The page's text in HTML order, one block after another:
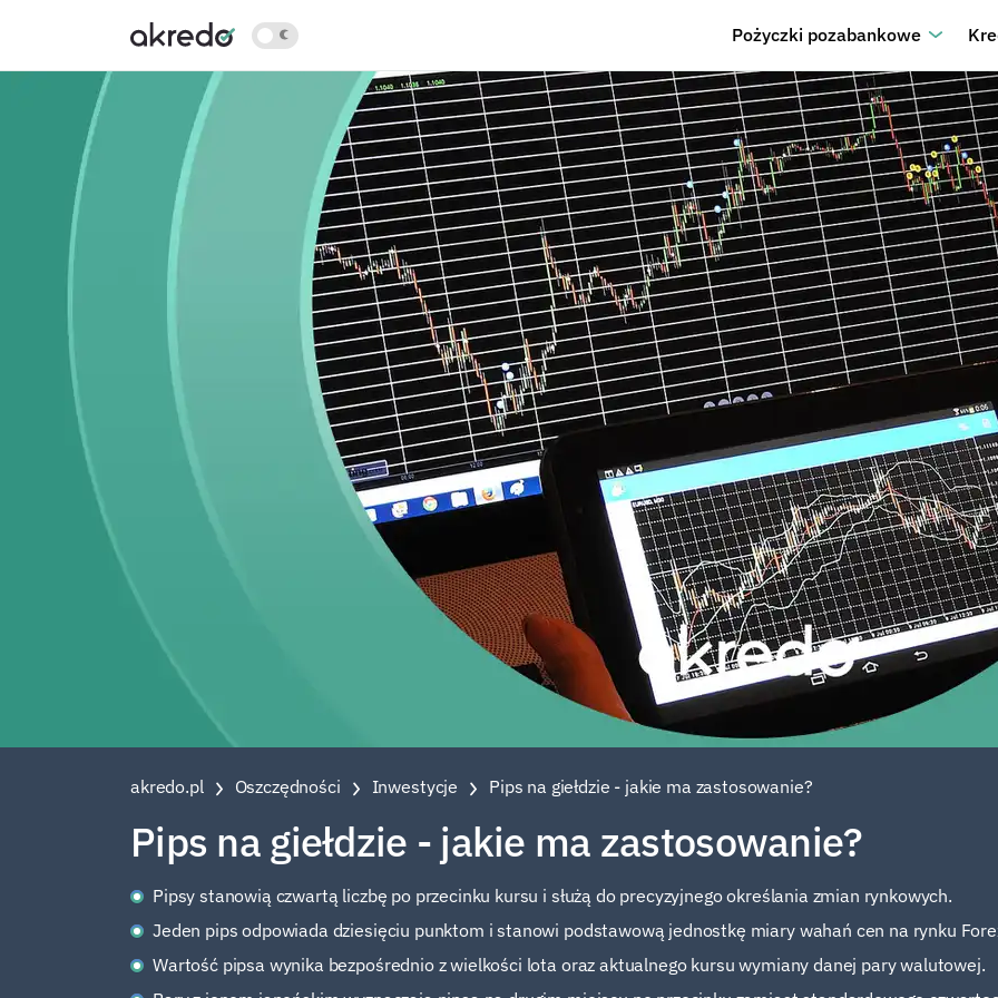
Pożyczki pozabankowe
akredo.pl Oszczędności Inwestycje Pips na giełdzie - jakie ma zastosowanie?
Pips na giełdzie - jakie ma zastosowanie?
Pipsy stanowią czwartą liczbę po przecinku kursu i służą do precyzyjnego określania zmian rynkowych.
Jeden pips odpowiada dziesięciu punktom i stanowi podstawową jednostkę miary wahań cen na rynku
Wartość pipsa wynika bezpośrednio z wielkości lota oraz aktualnego kursu wymiany danej pary walutowej.